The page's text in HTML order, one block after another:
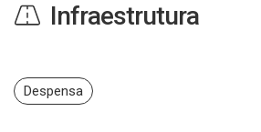
Infraestrutura
Despensa